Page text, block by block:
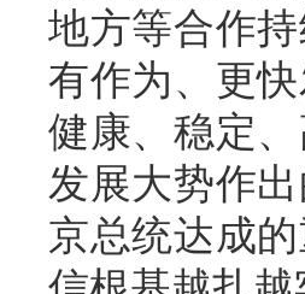
地方等合作
有作为、更
健康、稳定
发展大势作
京总统达成